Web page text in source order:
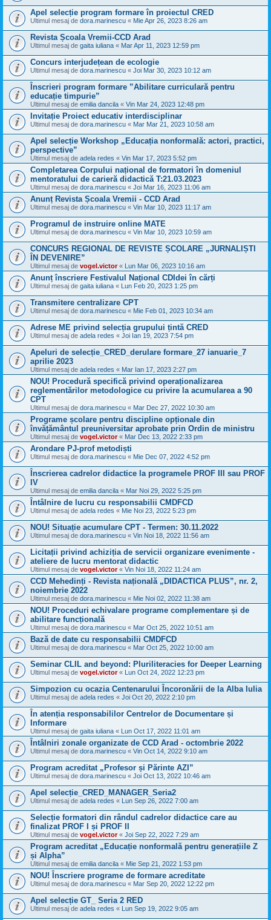
Apel selecție program formare în proiectul CRED
Ultimul mesaj de dora.marinescu « Mie Apr 26, 2023 8:26 am
Revista Școala Vremii-CCD Arad
Ultimul mesaj de gaita iuliana « Mar Apr 11, 2023 12:59 pm
Concurs interjudețean de ecologie
Ultimul mesaj de dora.marinescu « Joi Mar 30, 2023 10:12 am
Înscrieri program formare ”Abilitare curriculară pentru
educație timpurie”
Ultimul mesaj de emilia dancila « Vin Mar 24, 2023 12:48 pm
Invitație Proiect educativ interdisciplinar
Ultimul mesaj de dora.marinescu « Mar Mar 21, 2023 10:58 am
Apel selecție Workshop „Educația nonformală: actori, practici,
perspective”
Ultimul mesaj de adela redes « Vin Mar 17, 2023 5:52 pm
Completarea Corpului național de formatori în domeniul
mentoratului de carieră didactică T:21.03.2023
Ultimul mesaj de dora.marinescu « Joi Mar 16, 2023 11:06 am
Anunț Revista Școala Vremii - CCD Arad
Ultimul mesaj de dora.marinescu « Vin Mar 10, 2023 11:17 am
Programul de instruire online MATE
Ultimul mesaj de dora.marinescu « Vin Mar 10, 2023 10:59 am
CONCURS REGIONAL DE REVISTE ȘCOLARE „JURNALIȘTI
ÎN DEVENIRE”
Ultimul mesaj de vogel.victor« Lun Mar 06, 2023 10:16 am
Anunț înscriere Festivalul Național CDIdei în cărți
Ultimul mesaj de gaita iuliana « Lun Feb 20, 2023 1:25 pm
Transmitere centralizare CPT
Ultimul mesaj de dora.marinescu « Mie Feb 01, 2023 10:34 am
Adrese ME privind selecția grupului țintă CRED
Ultimul mesaj de adela redes « Joi Ian 19, 2023 7:54 pm
Apeluri de selecție_CRED_derulare formare_27 ianuarie_7
aprilie 2023
Ultimul mesaj de adela redes « Mar Ian 17, 2023 2:27 pm
NOU! Procedură specifică privind operaționalizarea
reglementărilor metodologice cu privire la acumularea a 90
CPT
Ultimul mesaj de dora.marinescu « Mar Dec 27, 2022 10:30 am
Programe școlare pentru discipline opționale din
învățământul preuniversitar aprobate prin Ordin de ministru
Ultimul mesaj de vogel.victor« Mar Dec 13, 2022 2:33 pm
Arondare PJ-prof metodiști
Ultimul mesaj de dora.marinescu « Mie Dec 07, 2022 4:52 pm
Înscrierea cadrelor didactice la programele PROF III sau PROF
IV
Ultimul mesaj de emilia dancila « Mar Noi 29, 2022 5:25 pm
Întâlnire de lucru cu responsabilii CMDFCD
Ultimul mesaj de adela redes « Mie Noi 23, 2022 5:23 pm
NOU! Situație acumulare CPT - Termen: 30.11.2022
Ultimul mesaj de dora.marinescu « Vin Noi 18, 2022 11:56 am
Licitații privind achiziția de servicii organizare evenimente -
ateliere de lucru mentorat didactic
Ultimul mesaj de vogel.victor« Vin Noi 18, 2022 11:24 am
CCD Mehedinți - Revista națională „DIDACTICA PLUS”, nr. 2,
noiembrie 2022
Ultimul mesaj de dora.marinescu « Mie Noi 02, 2022 11:38 am
NOU! Proceduri echivalare programe complementare și de
abilitare funcțională
Ultimul mesaj de dora.marinescu « Mar Oct 25, 2022 10:51 am
Bază de date cu responsabilii CMDFCD
Ultimul mesaj de dora.marinescu « Mar Oct 25, 2022 10:00 am
Seminar CLIL and beyond: Pluriliteracies for Deeper Learning
Ultimul mesaj de vogel.victor« Lun Oct 24, 2022 12:23 pm
Simpozion cu ocazia Centenarului Încoronării de la Alba Iulia
Ultimul mesaj de adela redes « Joi Oct 20, 2022 2:10 pm
În atenția responsabililor Centrelor de Documentare și
Informare
Ultimul mesaj de gaita iuliana « Lun Oct 17, 2022 11:01 am
Întâlniri zonale organizate de CCD Arad - octombrie 2022
Ultimul mesaj de dora.marinescu « Vin Oct 14, 2022 9:10 am
Program acreditat „Profesor și Părinte AZI”
Ultimul mesaj de dora.marinescu « Joi Oct 13, 2022 10:46 am
Apel selecție_CRED_MANAGER_Seria2
Ultimul mesaj de adela redes « Lun Sep 26, 2022 7:00 am
Selecție formatori din rândul cadrelor didactice care au
finalizat PROF I și PROF II
Ultimul mesaj de vogel.victor« Joi Sep 22, 2022 7:29 am
Program acreditat „Educație nonformală pentru generațiile Z
și Alpha”
Ultimul mesaj de emilia dancila « Mie Sep 21, 2022 1:53 pm
NOU! Înscriere programe de formare acreditate
Ultimul mesaj de dora.marinescu « Mar Sep 20, 2022 12:22 pm
Apel selecție GT_ Seria 2 RED
Ultimul mesaj de adela redes « Lun Sep 19, 2022 9:05 am